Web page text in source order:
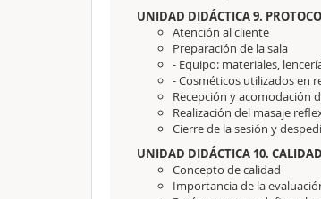
UNIDAD DIDÁCTICA 9.
Atención al cliente
Preparación de la sala
- Equipo: materiales,
- Cosméticos utilizados en
Recepción y acomodación
Realización del masaje
Cierre de la sesión y
UNIDAD DIDÁCTICA 10.
Concepto de calidad
Importancia de la